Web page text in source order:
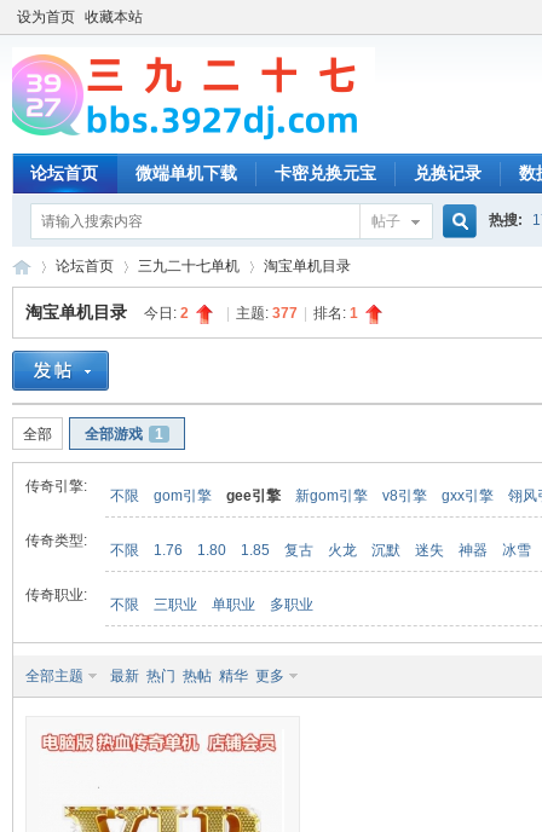
设为首页 收藏本站
论坛首页 微端单机下载 卡密兑换元宝 兑换记录 数
帖子 热搜:
»
论坛首页 三九二十七单机 淘宝单机目录
淘宝单机目录 今日: 2 主题: 377 排名: 1
全部 全部游戏 1
传奇引擎:
不限 gom引擎 gee引擎 新gom引擎 v8引擎 gxx引擎 翎风
传奇类型:
不限 1.76 1.80 1.85 复古 火龙 沉默 迷失 神器 冰雪
传奇职业:
不限 三职业 单职业 多职业
全部主题 最新 热门 热帖 精华 更多